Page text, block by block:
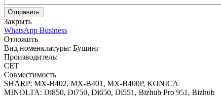
Отправить
Закрыть
WhatsApp Business
Отложить
Вид номенклатуры: Бушинг
Производитель:
CET
Совместимость
SHARP: MX-B402, MX-B401, MX-B400P, KONICA
MINOLTA: Di850, Di750, Di650, Di551, Bizhub Pro 951, Bizhub